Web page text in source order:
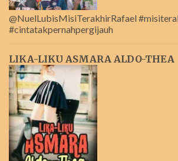
@NuelLubisMisiTerakhirRafael
#cintatakpernahpergijauh
LIKA-LIKU ASMARA ALDO-THEA